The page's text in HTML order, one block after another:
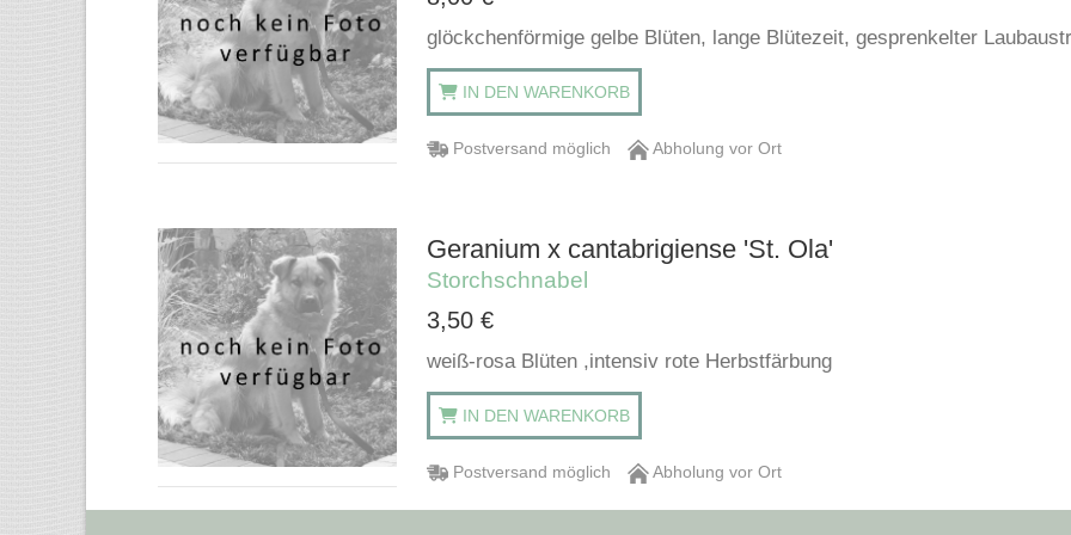
glöckchenförmige gelbe Blüten, lange Blütezeit, gesprenkelter
IN DEN WARENKORB
Postversand möglich Abholung vor Ort
Geranium x cantabrigiense 'St. Ola'
Storchschnabel
3,50 €
weiß-rosa Blüten ,intensiv rote Herbstfärbung
IN DEN WARENKORB
Postversand möglich Abholung vor Ort